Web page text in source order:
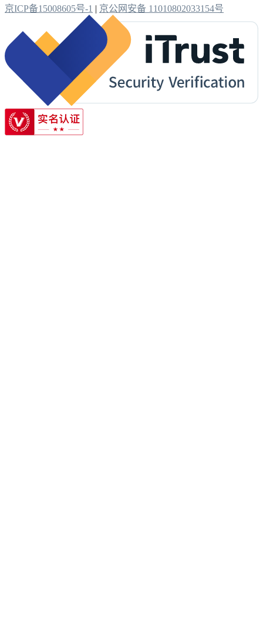
京ICP备15008605号-1 | 京公网安备 11010802033154号